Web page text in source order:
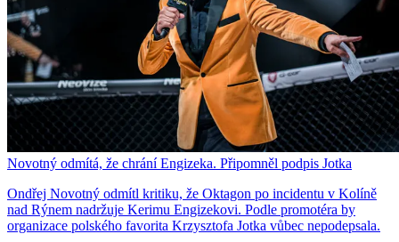
Novotný odmítá, že chrání Engizeka. Připomněl podpis Jotka
Ondřej Novotný odmítl kritiku, že Oktagon po incidentu v Kolíně
nad Rýnem nadržuje Kerimu Engizekovi. Podle promotéra by
organizace polského favorita Krzysztofa Jotka vůbec nepodepsala.